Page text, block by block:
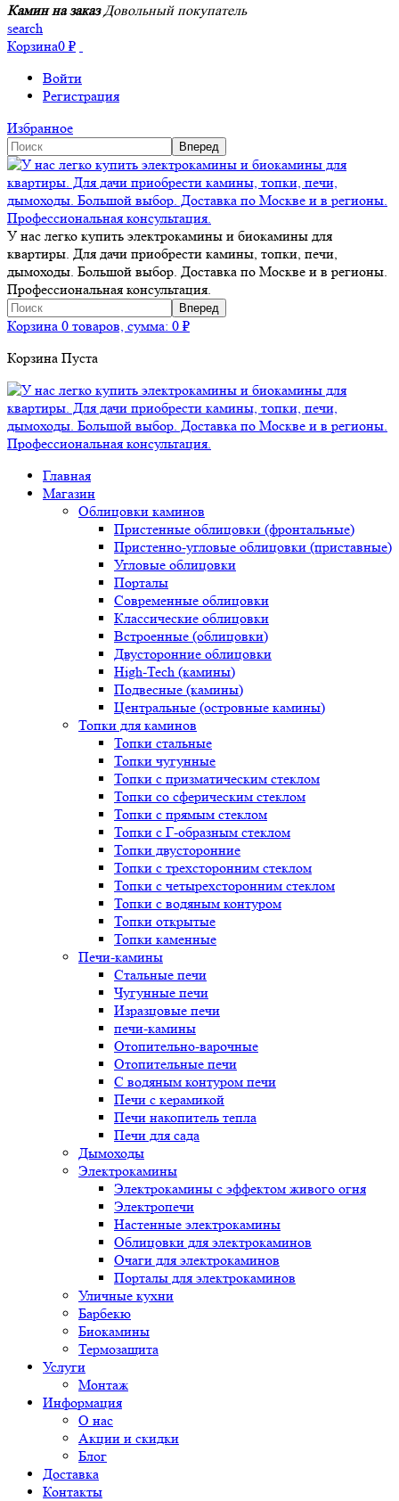
Камин на заказ Довольный покупатель
search
Корзина0 ₽
Войти
Регистрация
Избранное
У нас легко купить электрокамины и биокамины для
квартиры. Для дачи приобрести камины, топки, печи,
дымоходы. Большой выбор. Доставка по Москве и в регионы.
Профессиональная консультация.
Корзина 0 товаров, сумма: 0 ₽
Корзина Пуста
Главная
Магазин
Облицовки каминов
Пристенные облицовки (фронтальные)
Пристенно-угловые облицовки (приставные)
Угловые облицовки
Порталы
Современные облицовки
Классические облицовки
Встроенные (облицовки)
Двусторонние облицовки
High-Tech (камины)
Подвесные (камины)
Центральные (островные камины)
Топки для каминов
Топки стальные
Топки чугунные
Топки с призматическим стеклом
Топки со сферическим стеклом
Топки с прямым стеклом
Топки с Г-образным стеклом
Топки двусторонние
Топки с трехсторонним стеклом
Топки с четырехсторонним стеклом
Топки с водяным контуром
Топки открытые
Топки каменные
Печи-камины
Стальные печи
Чугунные печи
Изразцовые печи
печи-камины
Отопительно-варочные
Отопительные печи
С водяным контуром печи
Печи с керамикой
Печи накопитель тепла
Печи для сада
Дымоходы
Электрокамины
Электрокамины с эффектом живого огня
Электропечи
Настенные электрокамины
Облицовки для электрокаминов
Очаги для электрокаминов
Порталы для электрокаминов
Уличные кухни
Барбекю
Биокамины
Термозащита
Услуги
Монтаж
Информация
О нас
Акции и скидки
Блог
Доставка
Контакты